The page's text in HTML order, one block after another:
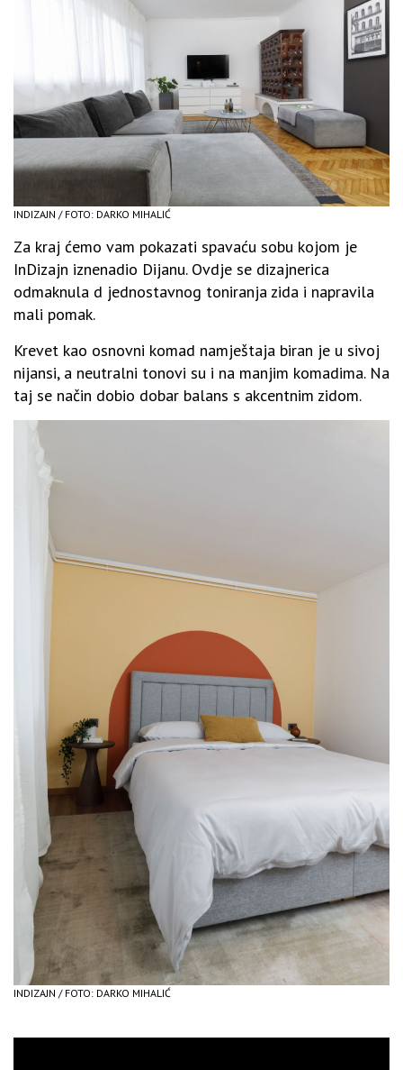
INDIZAJN / FOTO: DARKO MIHALIĆ
Za kraj ćemo vam pokazati spavaću sobu kojom je
InDizajn iznenadio Dijanu. Ovdje se dizajnerica
odmaknula d jednostavnog toniranja zida i napravila
mali pomak.
Krevet kao osnovni komad namještaja biran je u sivoj
nijansi, a neutralni tonovi su i na manjim komadima. Na
taj se način dobio dobar balans s akcentnim zidom.
INDIZAJN / FOTO: DARKO MIHALIĆ